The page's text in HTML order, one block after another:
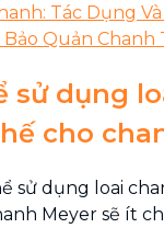
Tác Dụng
Bảo Quản
sử dụng
cho
sử dụng loai
Meyer sẽ ít